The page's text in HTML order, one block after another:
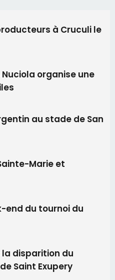
au stade de San
Marie et
end du tournoi du
disparition du
Saint Exupery
Miss Corse 2026
aux premières loges
pas avant 2081